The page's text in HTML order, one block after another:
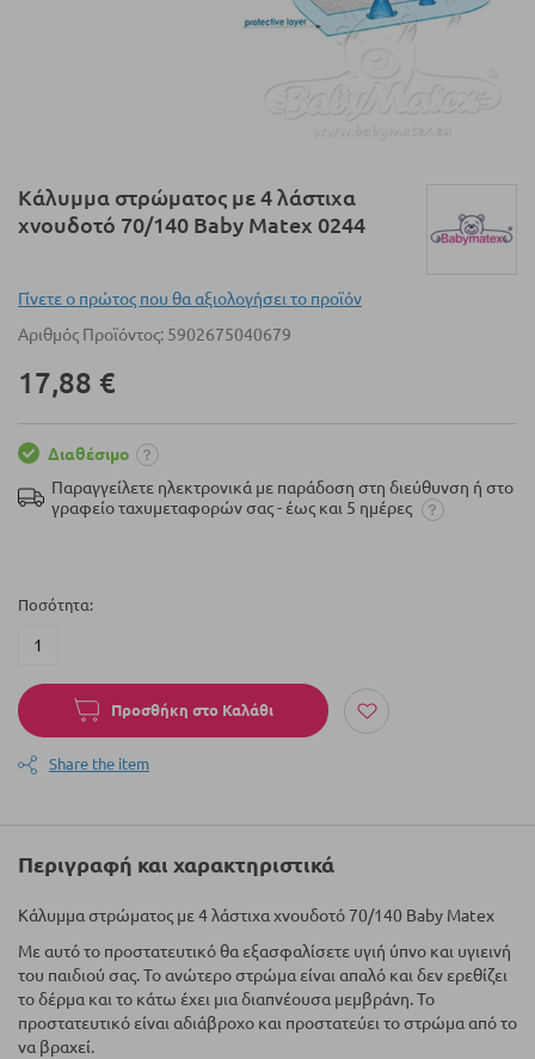
Μετάβαση
στην
συλλογής
Κάλυμμα στρώματος με 4 λάστιχα
χνουδοτό 70/140 Baby Matex 0244
Γίνετε ο πρώτος που θα αξιολογήσει το προϊόν
Αριθμός Προϊόντος 5902675040679
17,88 €
Διαθέσιμο
Παραγγείλετε ηλεκτρονικά με παράδοση στη διεύθυνση ή στο
γραφείο ταχυμεταφορών σας - έως και 5 ημέρες
Ποσότητα
Προσθήκη στο Καλάθι
Share the item
Περιγραφή και χαρακτηριστικά
Κάλυμμα στρώματος με 4 λάστιχα χνουδοτό 70/140 Baby Matex
Με αυτό το προστατευτικό θα εξασφαλίσετε υγιή ύπνο και υγιεινή
του παιδιού σας. Το ανώτερο στρώμα είναι απαλό και δεν ερεθίζει
το δέρμα και το κάτω έχει μια διαπνέουσα μεμβράνη. Το
προστατευτικό είναι αδιάβροχο και προστατεύει το στρώμα από το
να βραχεί.